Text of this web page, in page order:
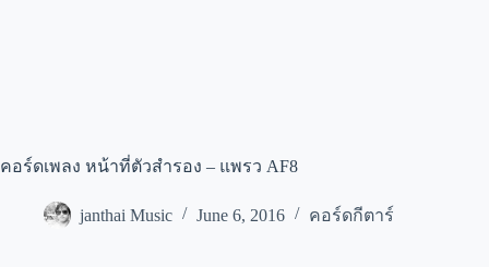
คอร์ดเพลง หน้าที่ตัวสำรอง – แพรว AF8
janthai Music June 6, 2016 คอร์ดกีตาร์